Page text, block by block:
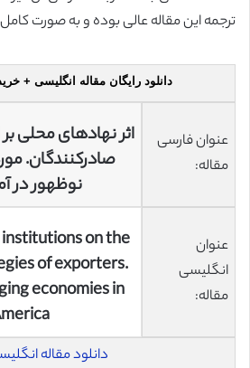
ترجمه این مقاله عالی بوده و به صورت
دانلود رایگان مقاله انگلیسی +
عنوان فارسی
مقاله:
اثر نهادهای محلی
صادرکنندگان.
نوظهور در
عنوان
انگلیسی
مقاله:
on the
of exporters.
economies in
دانلود مقاله